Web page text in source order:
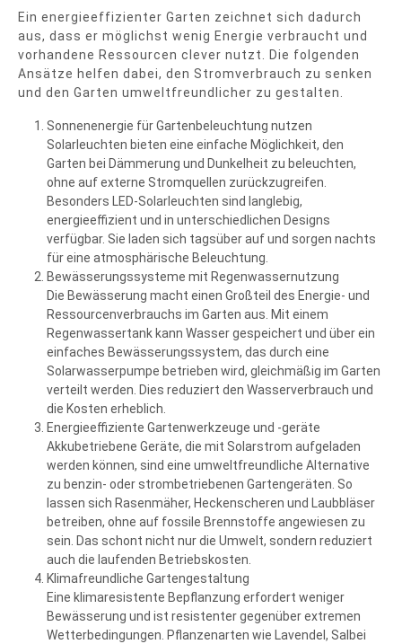
Ein energieeffizienter Garten zeichnet sich dadurch
aus, dass er möglichst wenig Energie verbraucht und
vorhandene Ressourcen clever nutzt. Die folgenden
Ansätze helfen dabei, den Stromverbrauch zu senken
und den Garten umweltfreundlicher zu gestalten.
Sonnenenergie für Gartenbeleuchtung nutzen
Solarleuchten bieten eine einfache Möglichkeit, den
Garten bei Dämmerung und Dunkelheit zu beleuchten,
ohne auf externe Stromquellen zurückzugreifen.
Besonders LED-Solarleuchten sind langlebig,
energieeffizient und in unterschiedlichen Designs
verfügbar. Sie laden sich tagsüber auf und sorgen nachts
für eine atmosphärische Beleuchtung.
Bewässerungssysteme mit Regenwassernutzung
Die Bewässerung macht einen Großteil des Energie- und
Ressourcenverbrauchs im Garten aus. Mit einem
Regenwassertank kann Wasser gespeichert und über ein
einfaches Bewässerungssystem, das durch eine
Solarwasserpumpe betrieben wird, gleichmäßig im Garten
verteilt werden. Dies reduziert den Wasserverbrauch und
die Kosten erheblich.
Energieeffiziente Gartenwerkzeuge und -geräte
Akkubetriebene Geräte, die mit Solarstrom aufgeladen
werden können, sind eine umweltfreundliche Alternative
zu benzin- oder strombetriebenen Gartengeräten. So
lassen sich Rasenmäher, Heckenscheren und Laubbläser
betreiben, ohne auf fossile Brennstoffe angewiesen zu
sein. Das schont nicht nur die Umwelt, sondern reduziert
auch die laufenden Betriebskosten.
Klimafreundliche Gartengestaltung
Eine klimaresistente Bepflanzung erfordert weniger
Bewässerung und ist resistenter gegenüber extremen
Wetterbedingungen. Pflanzenarten wie Lavendel, Salbei